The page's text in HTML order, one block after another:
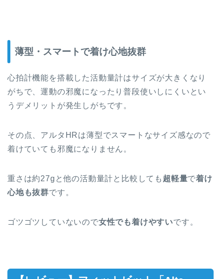
薄型・スマートで着け心地抜群
心拍計機能を搭載した活動量計はサイズが大きくなり
がちで、運動の邪魔になったり普段使いしにくいとい
うデメリットが発生しがちです。
その点、アルタHRは薄型でスマート なサイズ感なので
着けていても邪魔になりません。
重さは約27gと他の活動量計と比較しても 超軽量で着け
心地も抜群です。
ゴツゴツしていないので女性でも着けやすいです。